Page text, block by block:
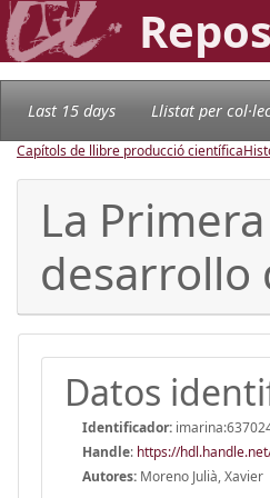
Last 15 days Llistat per
Capítols de llibre producció científica
La
desarrollo
Datos
Identificador:
Handle: https://
Autores: Moreno Julià, Xavier